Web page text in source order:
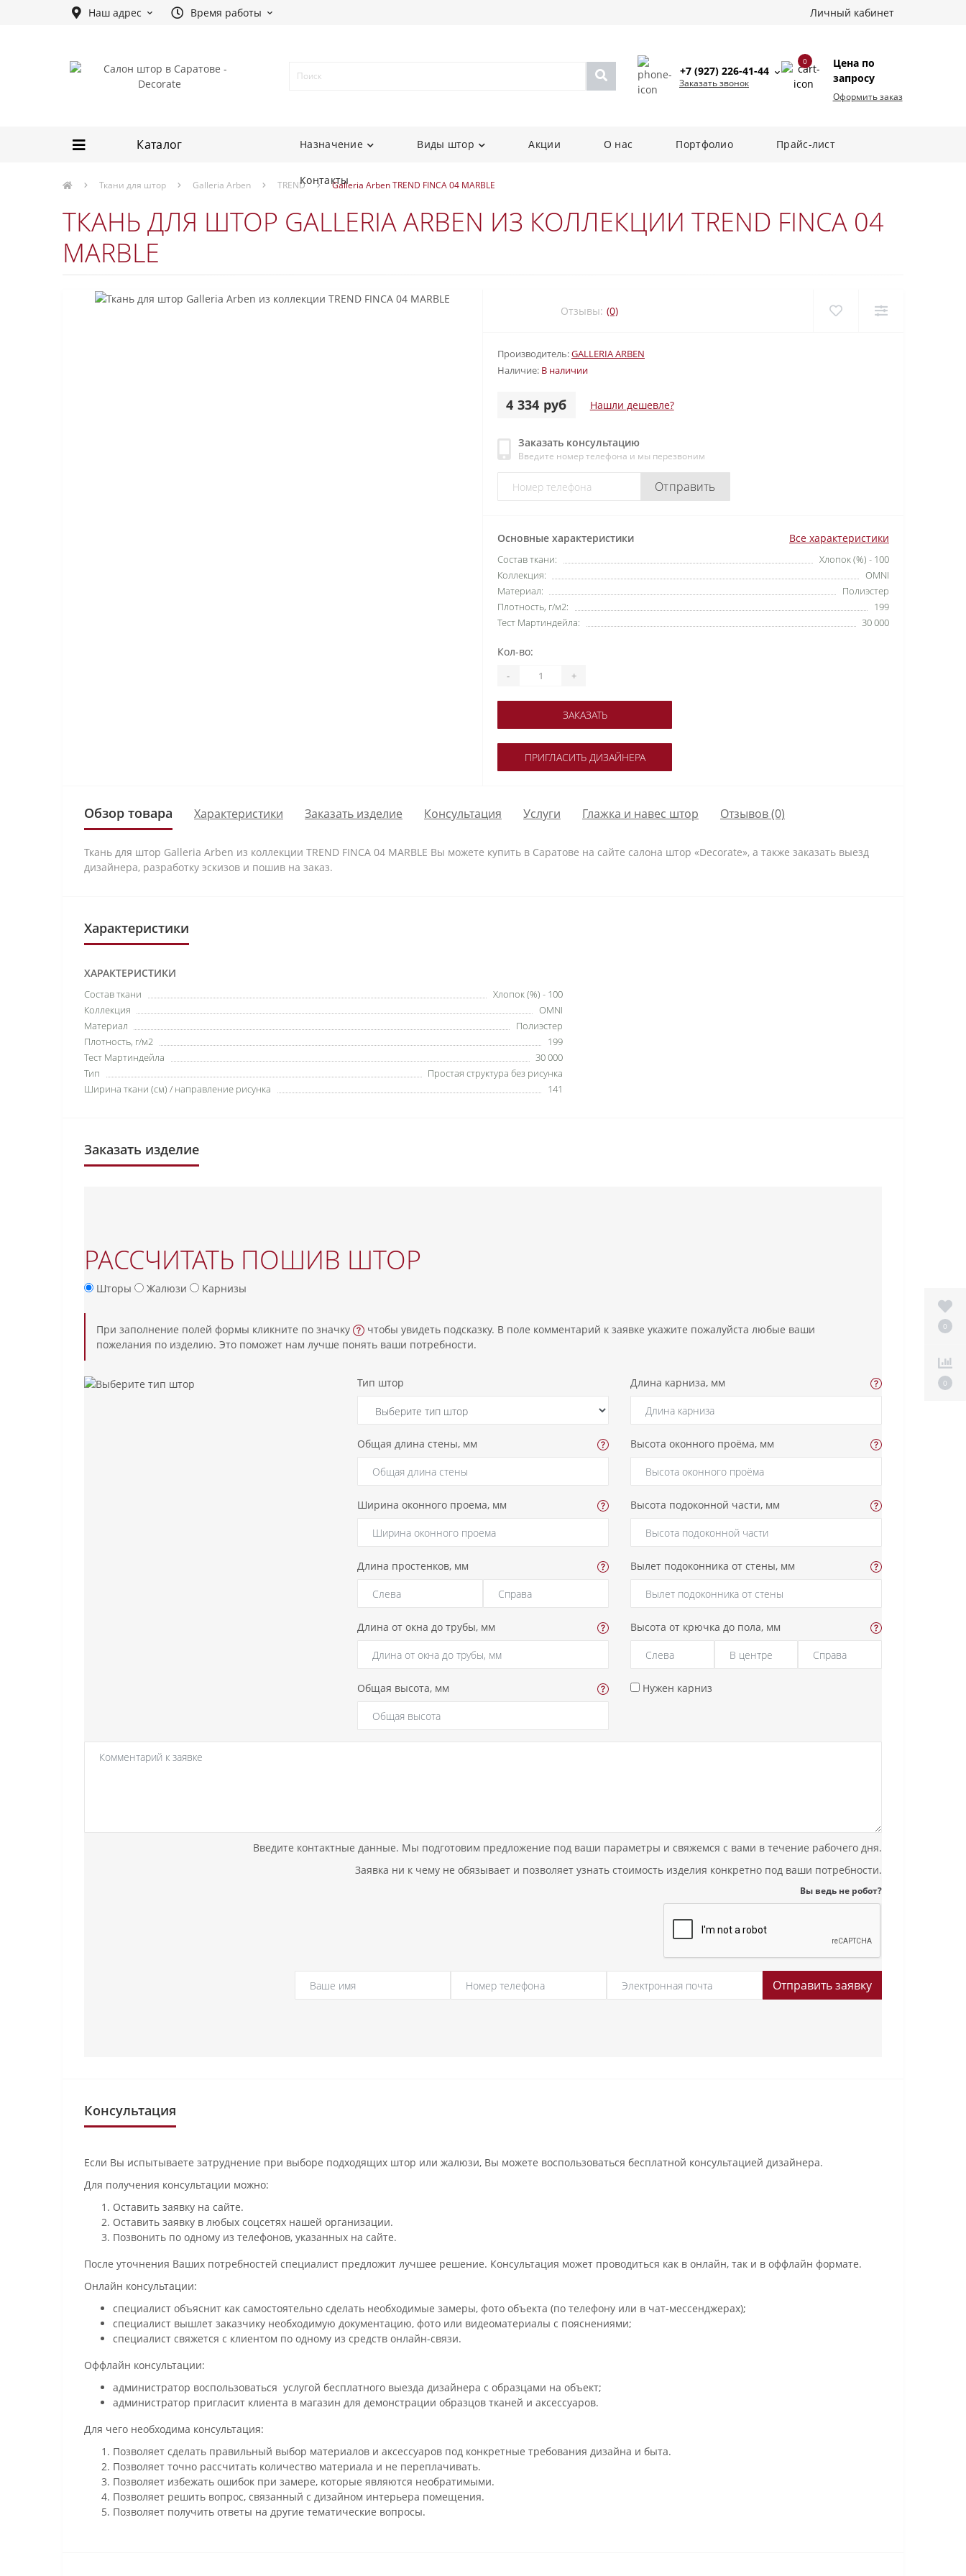
0
0
Наш адрес Время работы Личный кабинет
+7 (927) 226-41-44
Заказать звонок
0
Цена по
запросу
Оформить заказ
Каталог Назначение Виды штор Акции О нас Портфолио Прайс-лист
Контакты
Ткани для штор Galleria Arben TREND Galleria Arben TREND FINCA 04 MARBLE
ТКАНЬ ДЛЯ ШТОР GALLERIA ARBEN ИЗ КОЛЛЕКЦИИ TREND FINCA 04
MARBLE
Отзывы: (0)
Производитель:GALLERIA ARBEN
Наличие: В наличии
4 334 руб Нашли дешевле?
Заказать консультацию
Введите номер телефона и мы перезвоним
Отправить
Основные характеристики Все характеристики
Состав ткани:
Хлопок (%) - 100
Коллекция:
OMNI
Материал:
Полиэстер
Плотность, г/м2:
199
Тест Мартиндейла:
30 000
Кол-во:
- +
ЗАКАЗАТЬ
ПРИГЛАСИТЬ ДИЗАЙНЕРА
Обзор товара Характеристики Заказать изделие Консультация Услуги Глажка и навес штор Отзывов (0)
Ткань для штор Galleria Arben из коллекции TREND FINCA 04 MARBLE Вы можете купить в Саратове на сайте салона штор «Decorate», а также заказать выезд
дизайнера, разработку эскизов и пошив на заказ.
Характеристики
ХАРАКТЕРИСТИКИ
Состав ткани
Хлопок (%) - 100
Коллекция
OMNI
Материал
Полиэстер
Плотность, г/м2
199
Тест Мартиндейла
30 000
Тип
Простая структура без рисунка
Ширина ткани (см) / направление рисунка
141
Заказать изделие
РАССЧИТАТЬ ПОШИВ ШТОР
Шторы Жалюзи Карнизы
При заполнение полей формы кликните по значку
чтобы увидеть подсказку. В поле комментарий к заявке укажите пожалуйста любые ваши
пожелания по изделию. Это поможет нам лучше понять ваши потребности.
Тип штор
Общая длина стены, мм
Ширина оконного проема, мм
Длина простенков, мм
Длина от окна до трубы, мм
Общая высота, мм
Длина карниза, мм
Высота оконного проёма, мм
Высота подоконной части, мм
Вылет подоконника от стены, мм
Высота от крючка до пола, мм
Нужен карниз
Введите контактные данные. Мы подготовим предложение под ваши параметры и свяжемся с вами в течение рабочего дня.
Заявка ни к чему не обязывает и позволяет узнать стоимость изделия конкретно под ваши потребности.
Вы ведь не робот?
Отправить заявку
Консультация
Если Вы испытываете затруднение при выборе подходящих штор или жалюзи, Вы можете воспользоваться бесплатной консультацией дизайнера.
Для получения консультации можно:
Оставить заявку на сайте.
Оставить заявку в любых соцсетях нашей организации.
Позвонить по одному из телефонов, указанных на сайте.
После уточнения Ваших потребностей специалист предложит лучшее решение. Консультация может проводиться как в онлайн, так и в оффлайн формате.
Онлайн консультации:
специалист объяснит как самостоятельно сделать необходимые замеры, фото объекта (по телефону или в чат-мессенджерах);
специалист вышлет заказчику необходимую документацию, фото или видеоматериалы с пояснениями;
специалист свяжется с клиентом по одному из средств онлайн-связи.
Оффлайн консультации:
администратор воспользоваться услугой бесплатного выезда дизайнера с образцами на объект;
администратор пригласит клиента в магазин для демонстрации образцов тканей и аксессуаров.
Для чего необходима консультация:
Позволяет сделать правильный выбор материалов и аксессуаров под конкретные требования дизайна и быта.
Позволяет точно рассчитать количество материала и не переплачивать.
Позволяет избежать ошибок при замере, которые являются необратимыми.
Позволяет решить вопрос, связанный с дизайном интерьера помещения.
Позволяет получить ответы на другие тематические вопросы.